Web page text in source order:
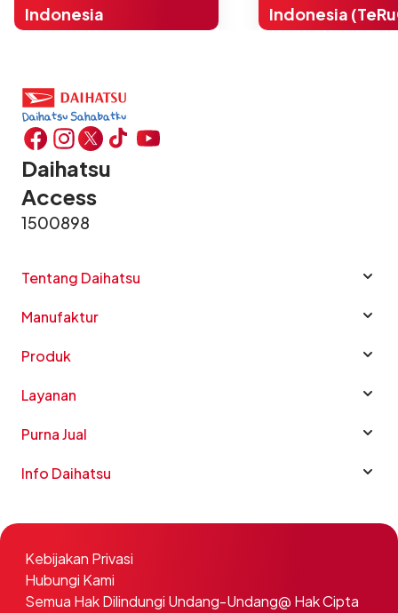
Indonesia
Indonesia
Daihatsu
Access
1500898
Tentang Daihatsu
Manufaktur
Produk
Layanan
Purna Jual
Info Daihatsu
Semua Hak Dilindungi Undang-Undang@ Hak Cipta
Kebijakan Privasi
Hubungi Kami